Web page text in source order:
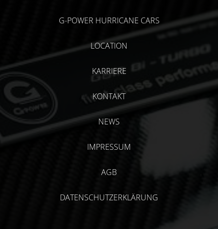
G-POWER HURRICANE CARS
LOCATION
KARRIERE
KONTAKT
NEWS
IMPRESSUM
AGB
DATENSCHUTZERKLÄRUNG